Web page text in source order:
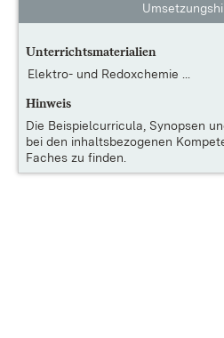
Unterrichtsmaterialien
Elektro- und Redoxchemie ...
Hinweis
Die Beispielcurricula, Synopsen
bei den inhaltsbezogenen
Faches zu finden.